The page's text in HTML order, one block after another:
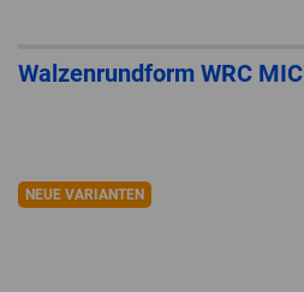
Walzenrundform WRC
NEUE VARIANTEN